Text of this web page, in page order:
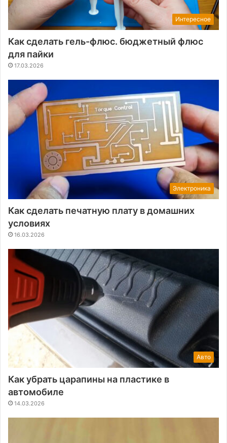
Интересное
Как сделать гель-флюс. бюджетный флюс
для пайки
17.03.2026
Электроника
Как сделать печатную плату в домашних
условиях
16.03.2026
Авто
Как убрать царапины на пластике в
автомобиле
14.03.2026